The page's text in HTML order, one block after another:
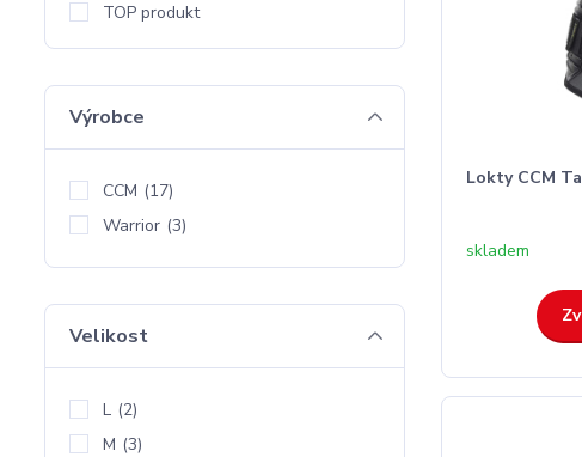
Lokty CCM
skladem
TOP produkt
Výrobce
CCM (17)
Warrior (3)
Velikost
L (2)
M (3)